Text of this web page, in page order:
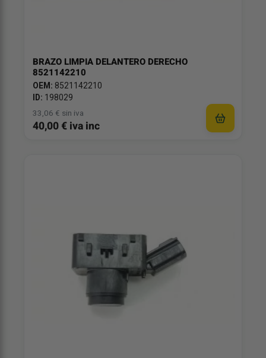
BRAZO LIMPIA DELANTERO DERECHO
8521142210
OEM: 8521142210
ID: 198029
33,06 € sin iva
40,00 € iva inc